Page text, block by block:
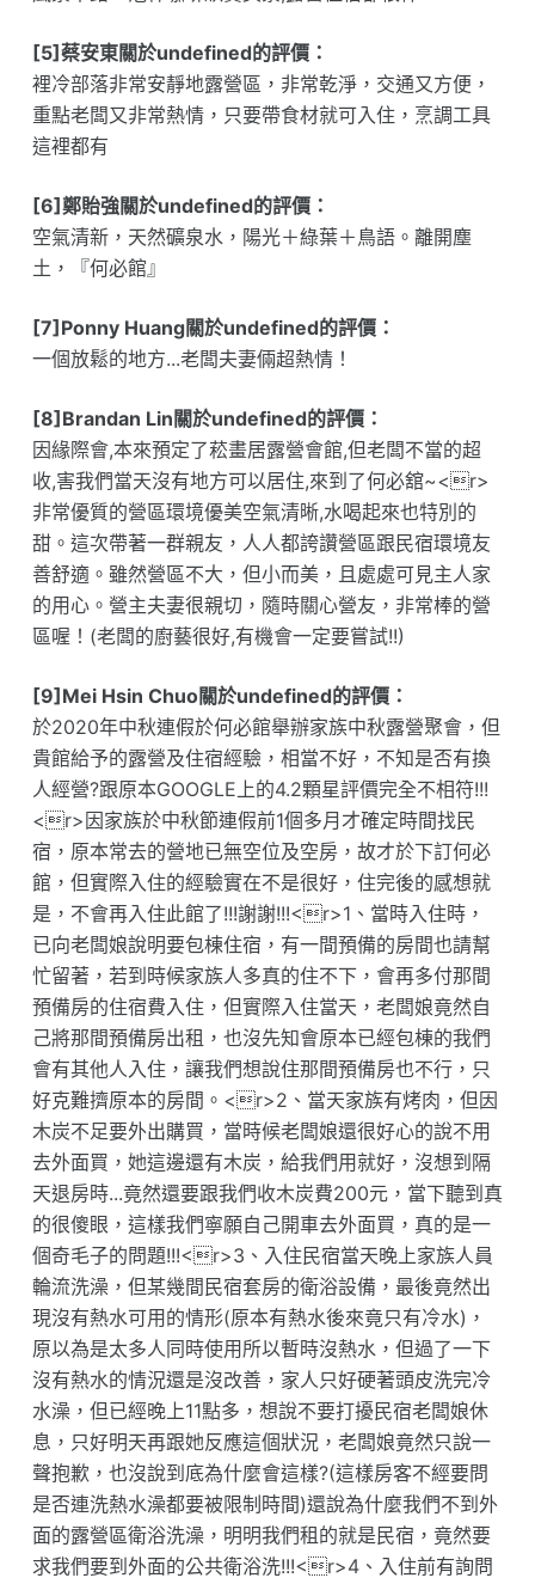
[5]蔡安東關於undefined的評價：
裡冷部落非常安靜地露營區，非常乾淨，交通又方便，
重點老闆又非常熱情，只要帶食材就可入住，烹調工具
這裡都有
[6]鄭貽強關於undefined的評價：
空氣清新，天然礦泉水，陽光＋綠葉＋鳥語。離開塵
土，『何必館』
[7]Ponny Huang關於undefined的評價：
一個放鬆的地方...老闆夫妻倆超熱情！
[8]Brandan Lin關於undefined的評價：
因緣際會,本來預定了菘畫居露營會館,但老闆不當的超
收,害我們當天沒有地方可以居住,來到了何必舘~<r>
非常優質的營區環境優美空氣清晰,水喝起來也特別的
甜。這次帶著一群親友，人人都誇讚營區跟民宿環境友
善舒適。雖然營區不大，但小而美，且處處可見主人家
的用心。營主夫妻很親切，隨時關心營友，非常棒的營
區喔！(老闆的廚藝很好,有機會一定要嘗試!!)
[9]Mei Hsin Chuo關於undefined的評價：
於2020年中秋連假於何必館舉辦家族中秋露營聚會，但
貴館給予的露營及住宿經驗，相當不好，不知是否有換
人經營?跟原本GOOGLE上的4.2顆星評價完全不相符!!!
<r>因家族於中秋節連假前1個多月才確定時間找民
宿，原本常去的營地已無空位及空房，故才於下訂何必
館，但實際入住的經驗實在不是很好，住完後的感想就
是，不會再入住此館了!!!謝謝!!!<r>1、當時入住時，
已向老闆娘說明要包棟住宿，有一間預備的房間也請幫
忙留著，若到時候家族人多真的住不下，會再多付那間
預備房的住宿費入住，但實際入住當天，老闆娘竟然自
己將那間預備房出租，也沒先知會原本已經包棟的我們
會有其他人入住，讓我們想說住那間預備房也不行，只
好克難擠原本的房間。<r>2、當天家族有烤肉，但因
木炭不足要外出購買，當時候老闆娘還很好心的說不用
去外面買，她這邊還有木炭，給我們用就好，沒想到隔
天退房時...竟然還要跟我們收木炭費200元，當下聽到真
的很傻眼，這樣我們寧願自己開車去外面買，真的是一
個奇毛子的問題!!!<r>3、入住民宿當天晚上家族人員
輪流洗澡，但某幾間民宿套房的衛浴設備，最後竟然出
現沒有熱水可用的情形(原本有熱水後來竟只有冷水)，
原以為是太多人同時使用所以暫時沒熱水，但過了一下
沒有熱水的情況還是沒改善，家人只好硬著頭皮洗完冷
水澡，但已經晚上11點多，想說不要打擾民宿老闆娘休
息，只好明天再跟她反應這個狀況，老闆娘竟然只說一
聲抱歉，也沒說到底為什麼會這樣?(這樣房客不經要問
是否連洗熱水澡都要被限制時間)還說為什麼我們不到外
面的露營區衛浴洗澡，明明我們租的就是民宿，竟然要
求我們要到外面的公共衛浴洗!!!<r>4、入住前有詢問